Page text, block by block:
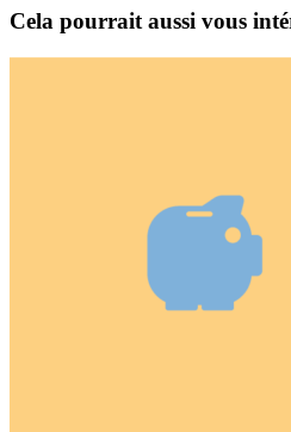
Cela pourrait aussi vous